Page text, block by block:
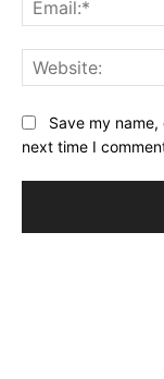
Save my
next time I